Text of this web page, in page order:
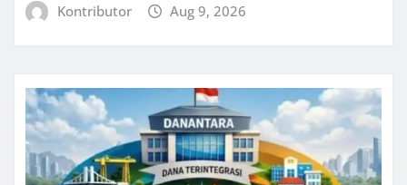
Kontributor Aug 9, 2026